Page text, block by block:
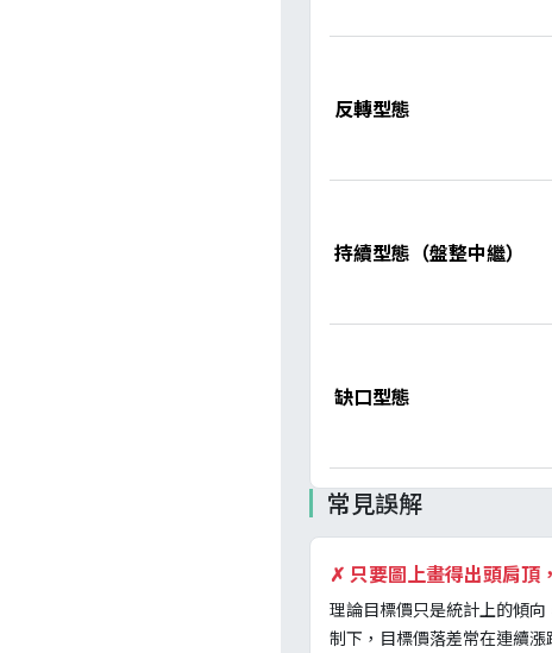
反轉型態
持續型態（盤整中繼）
缺口型態
常見誤解
✗ 只要圖上畫得出頭肩頂
理論目標價只是統計上的傾
制下，目標價落差常在連續